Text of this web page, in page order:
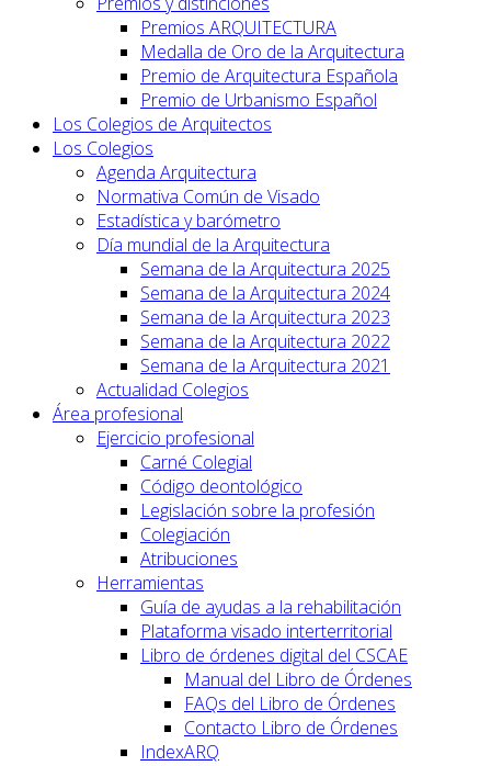
Premios ARQUITECTURA
Medalla de Oro de la Arquitectura
Premio de Arquitectura Española
Premio de Urbanismo Español
Los Colegios de Arquitectos
Los Colegios
Agenda Arquitectura
Normativa Común de Visado
Estadística y barómetro
Día mundial de la Arquitectura
Semana de la Arquitectura 2025
Semana de la Arquitectura 2024
Semana de la Arquitectura 2023
Semana de la Arquitectura 2022
Semana de la Arquitectura 2021
Actualidad Colegios
Área profesional
Ejercicio profesional
Carné Colegial
Código deontológico
Legislación sobre la profesión
Colegiación
Atribuciones
Herramientas
Guía de ayudas a la rehabilitación
Plataforma visado interterritorial
Libro de órdenes digital del CSCAE
Manual del Libro de Órdenes
FAQs del Libro de Órdenes
Contacto Libro de Órdenes
IndexARQ